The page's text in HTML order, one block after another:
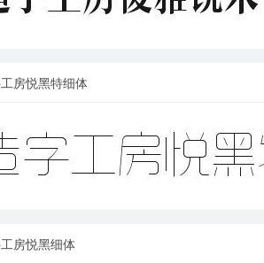
房悦黑特细体
房悦黑细体